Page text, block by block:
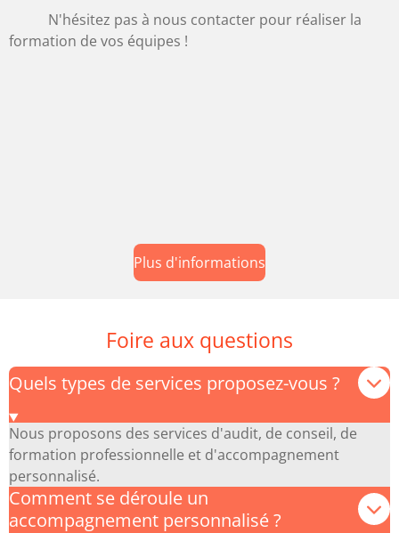
N'hésitez pas à nous contacter pour réaliser la
formation de vos équipes !
Plus d'informations
Foire aux questions
Quels types de services proposez-vous ?
Nous proposons des services d'audit, de conseil, de
formation professionnelle et d'accompagnement
personnalisé.
Comment se déroule un
accompagnement personnalisé ?